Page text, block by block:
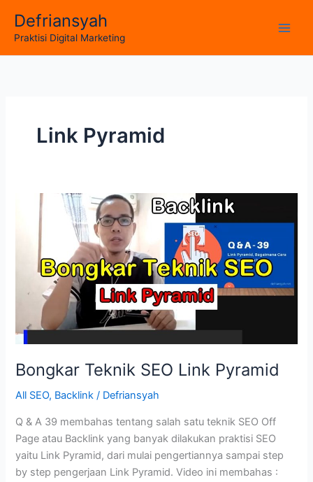
content
Defriansyah
Praktisi Digital Marketing
Link Pyramid
Bongkar Teknik SEO Link Pyramid
All SEO, Backlink / Defriansyah
Q & A 39 membahas tentang salah satu teknik SEO Off
Page atau Backlink yang banyak dilakukan praktisi SEO
yaitu Link Pyramid, dari mulai pengertiannya sampai step
by step pengerjaan Link Pyramid. Video ini membahas :